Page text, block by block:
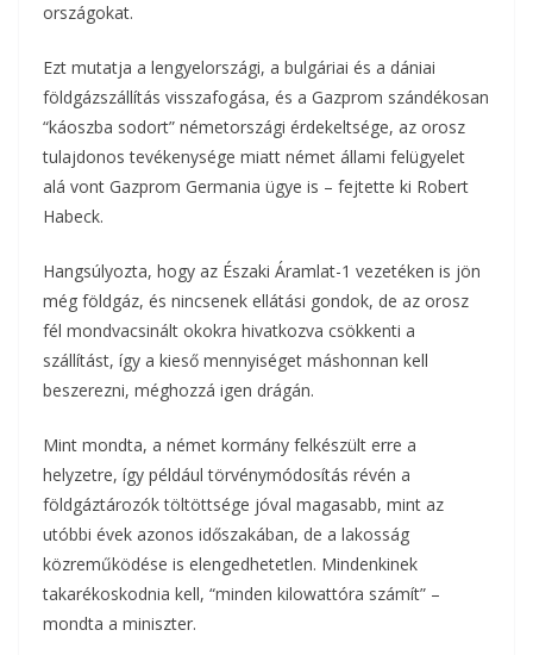
országokat.
Ezt mutatja a lengyelországi, a bulgáriai és a dániai
földgázszállítás visszafogása, és a Gazprom szándékosan
“káoszba sodort” németországi érdekeltsége, az orosz
tulajdonos tevékenysége miatt német állami felügyelet
alá vont Gazprom Germania ügye is – fejtette ki Robert
Habeck.
Hangsúlyozta, hogy az Északi Áramlat-1 vezetéken is jön
még földgáz, és nincsenek ellátási gondok, de az orosz
fél mondvacsinált okokra hivatkozva csökkenti a
szállítást, így a kieső mennyiséget máshonnan kell
beszerezni, méghozzá igen drágán.
Mint mondta, a német kormány felkészült erre a
helyzetre, így például törvénymódosítás révén a
földgáztározók töltöttsége jóval magasabb, mint az
utóbbi évek azonos időszakában, de a lakosság
közreműködése is elengedhetetlen. Mindenkinek
takarékoskodnia kell, “minden kilowattóra számít” –
mondta a miniszter.